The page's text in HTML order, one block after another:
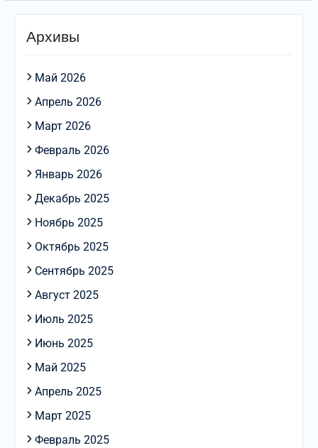
Архивы
Май 2026
Апрель 2026
Март 2026
Февраль 2026
Январь 2026
Декабрь 2025
Ноябрь 2025
Октябрь 2025
Сентябрь 2025
Август 2025
Июль 2025
Июнь 2025
Май 2025
Апрель 2025
Март 2025
Февраль 2025